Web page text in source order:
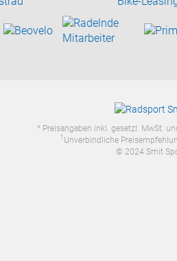
* Preisangaben inkl. gesetzl. MwSt.
1 Unverbindliche
© 2024 Smit